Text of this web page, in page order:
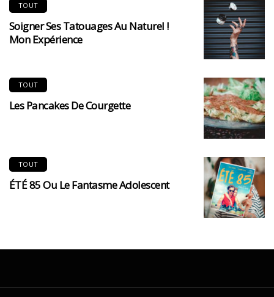
TOUT
Soigner Ses Tatouages Au Naturel !
Mon Expérience
TOUT
Les Pancakes De Courgette
TOUT
ÉTÉ 85 Ou Le Fantasme Adolescent